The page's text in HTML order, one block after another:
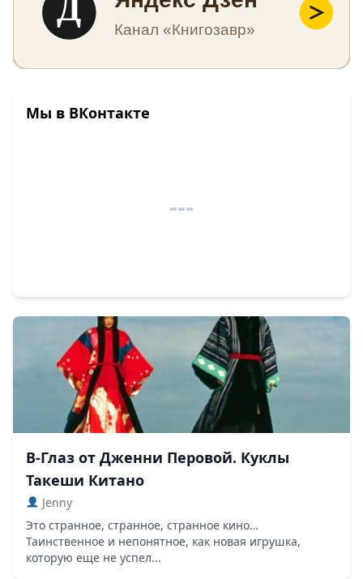
В-Глаз от Дженни Перовой. Куклы
Такеши Китано
Jenny
Это странное, странное, странное кино…
Таинственное и непонятное, как новая игрушка,
которую еще не успел...
Канал «Книгозавр»
Мы в ВКонтакте